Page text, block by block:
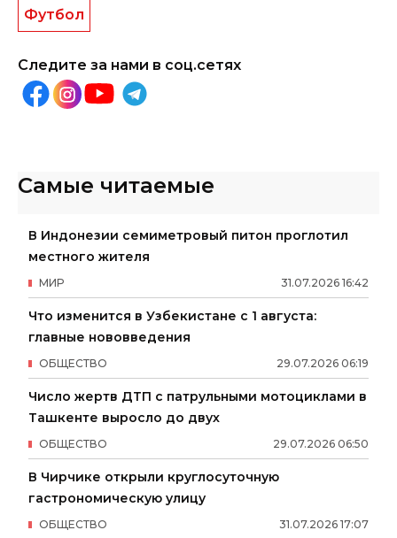
Футбол
Следите за нами в соц.сетях
Самые читаемые
В Индонезии семиметровый питон проглотил
местного жителя
31.07.2026 16:42
МИР
Что изменится в Узбекистане с 1 августа:
главные нововведения
29.07.2026 06:19
ОБЩЕСТВО
Число жертв ДТП с патрульными мотоциклами в
Ташкенте выросло до двух
29.07.2026 06:50
ОБЩЕСТВО
В Чирчике открыли круглосуточную
гастрономическую улицу
31.07.2026 17:07
ОБЩЕСТВО